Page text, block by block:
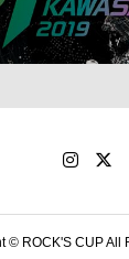
© ROCK'S CUP All